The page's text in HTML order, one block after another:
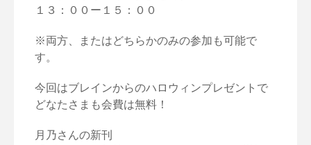
１３：００ー１５：００
※両方、またはどちらかのみの参加も可能で
す。
今回はブレインからのハロウィンプレゼントで
どなたさまも会費は無料！
月乃さんの新刊